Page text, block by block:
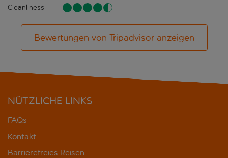
Cleanliness
Bewertungen von Tripadvisor anzeigen
NÜTZLICHE LINKS
FAQs
Kontakt
Barrierefreies Reisen